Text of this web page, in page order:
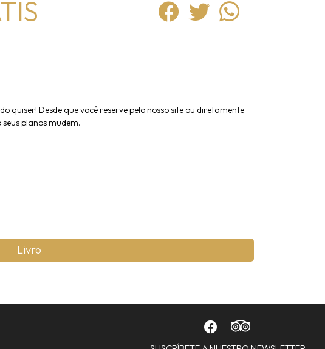
quiser! Desde que você reserve pelo nosso site ou diretamente
planos mudem.
Livro